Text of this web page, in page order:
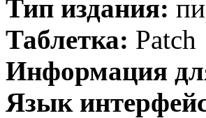
Тип издания:
Таблетка: Patch
Информация
Язык